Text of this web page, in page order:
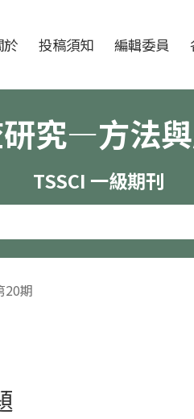
於 投稿須知 編輯委員
究—方法
TSSCI 一級期刊
20期